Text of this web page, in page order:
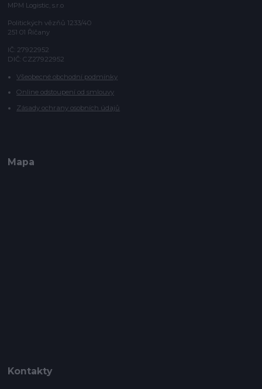
MPM Logistic, s.r.o
Politických vězňů 1233/40
251 01 Říčany
IČ: 27922952
DIČ: CZ27922952
Všeobecné obchodní podmínky
Online odstoupení od smlouvy
Zásady ochrany osobních údajů
Mapa
Kontakty